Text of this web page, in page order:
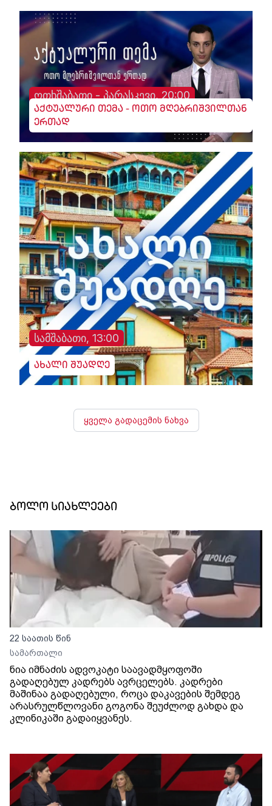
ოთხშაბათი - პარასკევი, 20:00
აქტუალური თემა - ოთო მღებრიშვილთან
ერთად
სამშაბათი, 13:00
ახალი შუადღე
ყველა გადაცემის ნახვა
ბოლო სიახლეები
22 საათის წინ
სამართალი
ნია იმნაძის ადვოკატი საავადმყოფოში
გადაღებულ კადრებს ავრცელებს. კადრები
მაშინაა გადაღებული, როცა დაკავების შემდეგ
არასრულწლოვანი გოგონა შეუძლოდ გახდა და
კლინიკაში გადაიყვანეს.